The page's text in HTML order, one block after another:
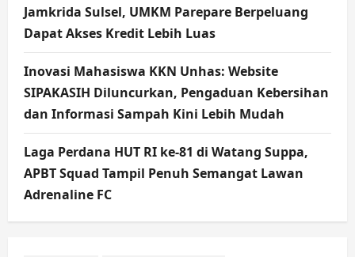
Jamkrida Sulsel, UMKM Parepare Berpeluang
Dapat Akses Kredit Lebih Luas
Inovasi Mahasiswa KKN Unhas: Website
SIPAKASIH Diluncurkan, Pengaduan Kebersihan
dan Informasi Sampah Kini Lebih Mudah
Laga Perdana HUT RI ke-81 di Watang Suppa,
APBT Squad Tampil Penuh Semangat Lawan
Adrenaline FC